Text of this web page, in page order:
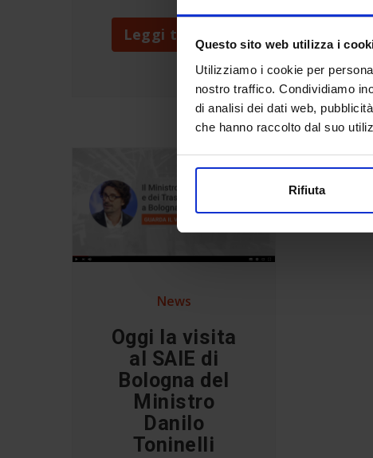
Questo sito web utilizza i
Utilizziamo i cookie per
nostro traffico. Condividiamo
di analisi dei dati web,
che hanno raccolto dal suo
Rifiuta
Leggi tutto »
News
Oggi la visita
al SAIE di
Bologna del
Ministro
Danilo
Toninelli